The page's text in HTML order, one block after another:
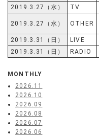
2019.3.27（水）
TV
2019.3.27（水） OTHER
2019.3.31（日）
LIVE
2019.3.31（日）
RADIO
MONTHLY
2026.11
2026.10
2026.09
2026.08
2026.07
2026.06